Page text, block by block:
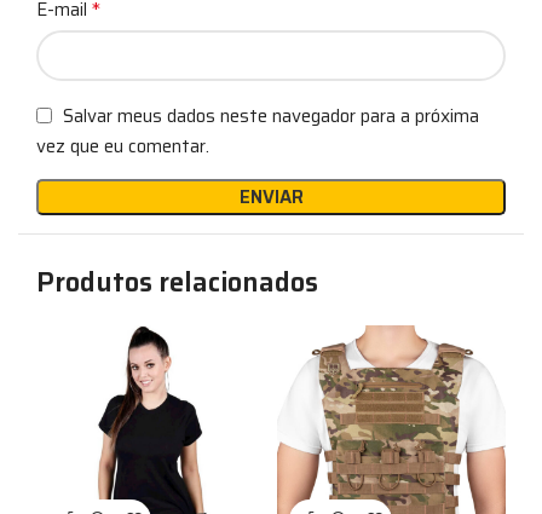
E-mail *
Salvar meus dados neste navegador para a próxima
vez que eu comentar.
Produtos relacionados